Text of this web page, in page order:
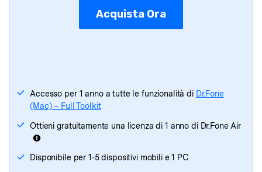
(Mac)- Trasferimento WhatsApp
Acquista Ora
Accesso per 1 anno a tutte le funzionalità di Dr.Fone
(Mac) – Full Toolkit
Ottieni gratuitamente una licenza di 1 anno di Dr.Fone Air
Disponibile per 1-5 dispositivi mobili e 1 PC